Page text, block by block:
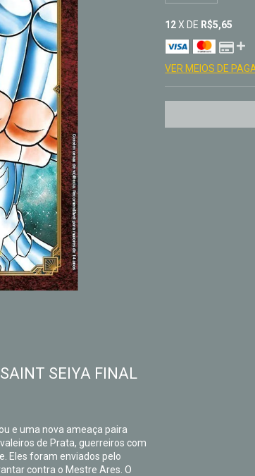
SEIYA FINAL
e uma nova ameaça paira
de Prata, guerreiros com
Eles foram enviados pelo
contra o Mestre Ares. O
12 X DE R$5,65
VER MEIOS DE